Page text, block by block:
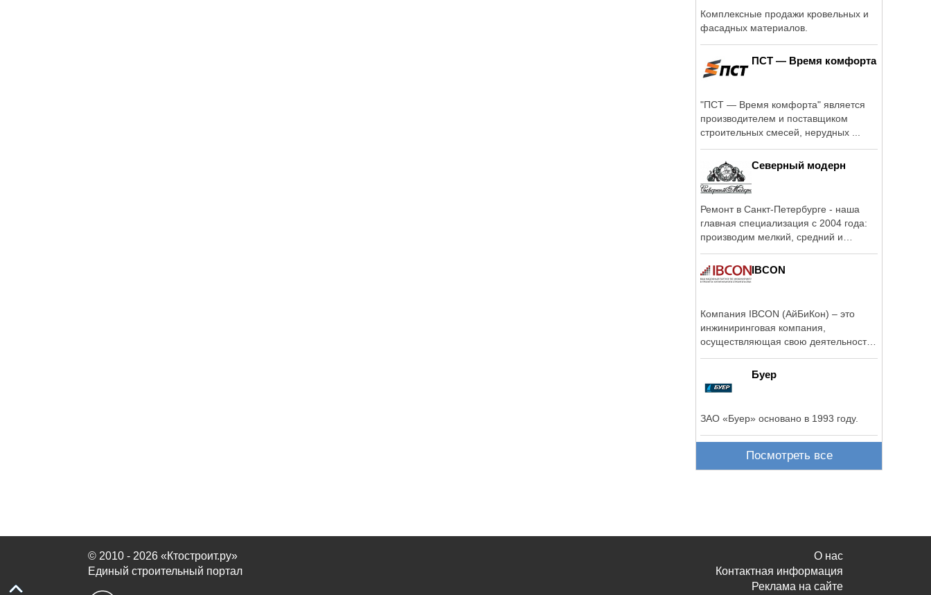
Комплексные продажи кровельных и
фасадных материалов.
ПСТ — Время комфорта
"ПСТ — Время комфорта" является
производителем и поставщиком
строительных смесей, нерудных ...
Северный модерн
Ремонт в Санкт-Петербурге - наша
главная специализация с 2004 года:
производим мелкий, средний и
IBCON
Компания IBCON (АйБиКон) – это
инжиниринговая компания,
осуществляющая свою деятельность
Буер
ЗАО «Буер» основано в 1993 году.
Посмотреть все
© 2010 - 2026 «Ктостроит.ру»
Единый строительный портал
О нас
Контактная информация
Реклама на сайте